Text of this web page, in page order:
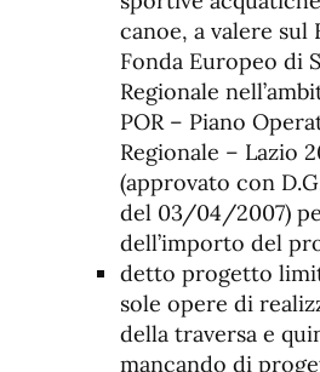
canoe, a valere sul
Fonda Europeo di
Regionale
POR – Piano
Regionale – Lazio
(approvato con
del 03/04/2007)
dell’importo del
detto progetto
sole opere di
della traversa e
mancando di